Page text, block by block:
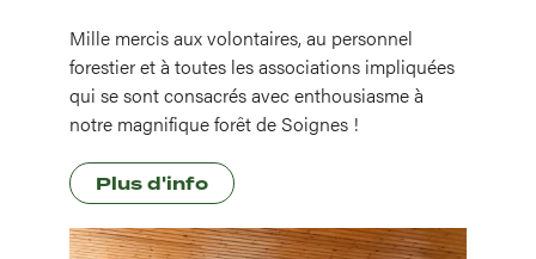
Mille mercis aux volontaires, au personnel
forestier et à toutes les associations impliquées
qui se sont consacrés avec enthousiasme à
notre magnifique forêt de Soignes !
Plus d'info
Image